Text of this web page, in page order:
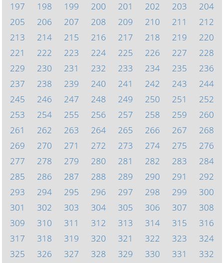
197
198 199 200 201 202 203
204
205
206 207 208 209 210 211
212
213
214 215 216 217 218 219
220
221
222 223 224 225 226 227
228
229
230 231 232 233 234 235
236
237
238 239 240 241 242 243
244
245
246 247 248 249 250 251
252
253
254 255 256 257 258 259
260
261
262 263 264 265 266 267
268
269
270 271 272 273 274 275
276
277
278 279 280 281 282 283
284
285
286 287 288 289 290 291
292
293
294 295 296 297 298 299
300
301
302 303 304 305 306 307
308
309
310 311 312 313 314 315
316
317
318 319 320 321 322 323
324
325
326 327 328 329 330 331
332